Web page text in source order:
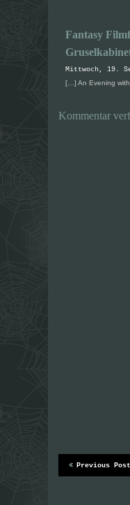
t
e
r
g
e
ö
f
t
)
Fantasy
Mittwoch, 19.
[…] An Evening
Kommentar
Previous Post